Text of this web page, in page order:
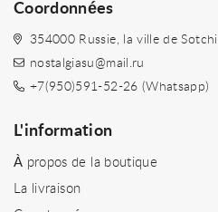
Coordonnées
354000 Russie, la ville de
nostalgiasu@mail.ru
+7(950)591-52-26 (Whatsapp)
L'information
À propos de la boutique
La livraison